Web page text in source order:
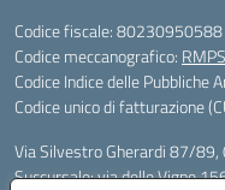
Codice fiscale: 80230950588
Codice meccanografico:
Codice Indice delle
Codice unico di fatturazione
Via Silvestro Gherardi 87/
Succursale: via delle Vigne